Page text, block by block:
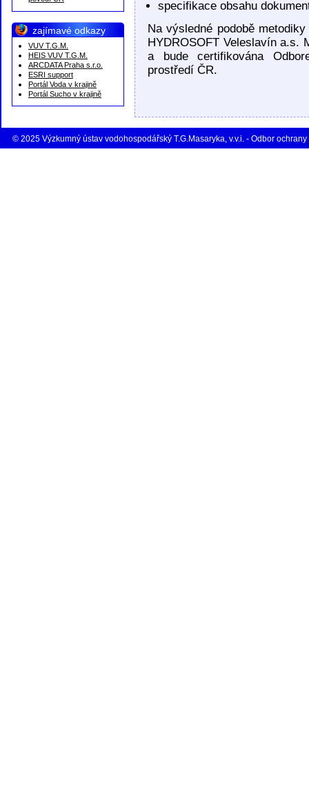
zajímavé odkazy
VUV T.G.M.
HEIS VUV T.G.M.
ARCDATA Praha s.r.o.
ESRI support
Portál Voda v krajině
Portál Sucho v krajině
specifikace obsahu
Na výsledné podobě
HYDROSOFT Veleslavín a.s.
a bude certifikována
prostředí ČR.
© 2025 Výzkumný ústav vodohospodářský T.G.Masaryka, v.v.i. - Odbor